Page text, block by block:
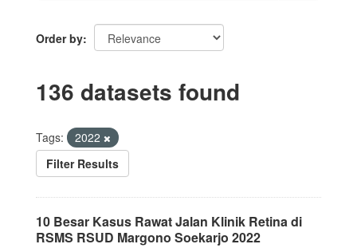
Order by
136 datasets found
Tags:
2022
Filter Results
10 Besar Kasus Rawat Jalan Klinik Retina di
RSMS RSUD Margono Soekarjo 2022